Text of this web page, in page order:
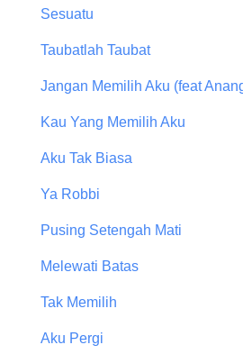
Sesuatu
Taubatlah Taubat
Jangan Memilih Aku (feat
Kau Yang Memilih Aku
Aku Tak Biasa
Ya Robbi
Pusing Setengah Mati
Melewati Batas
Tak Memilih
Aku Pergi